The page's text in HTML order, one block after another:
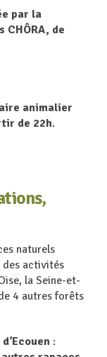
par la
CHÔRA, de
animalier
de 22h.
naturels
des activités
la Seine-et-
4 autres forêts
: